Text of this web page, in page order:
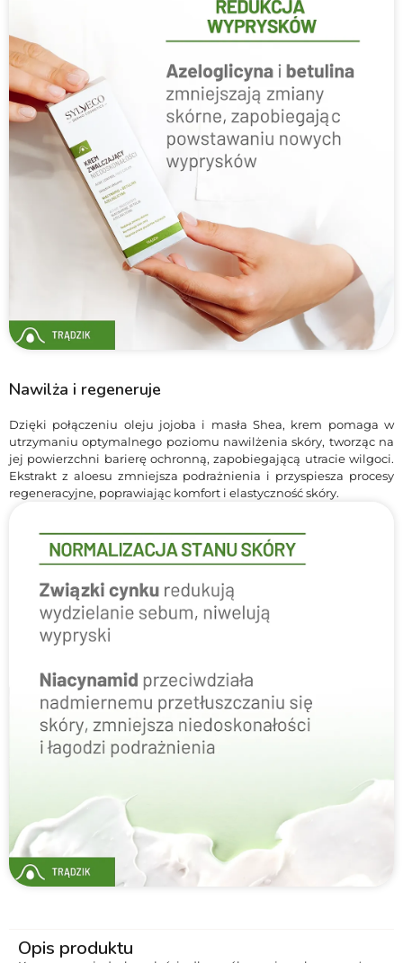
Nawilża i regeneruje
Dzięki połączeniu oleju jojoba i masła Shea, krem pomaga w
utrzymaniu optymalnego poziomu nawilżenia skóry, tworząc na
jej powierzchni barierę ochronną, zapobiegającą utracie wilgoci.
Ekstrakt z aloesu zmniejsza podrażnienia i przyspiesza procesy
regeneracyjne, poprawiając komfort i elastyczność skóry.
Opis produktu